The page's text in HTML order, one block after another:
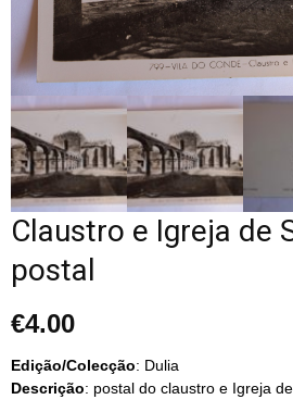
Claustro e Igreja de
postal
€4.00
Edição/Colecção: Dulia
Descrição: postal do claustro e Igreja